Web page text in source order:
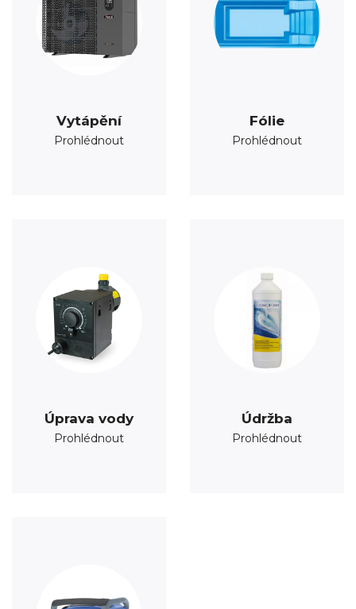
Vytápění
Prohlédnout
Fólie
Prohlédnout
Úprava vody
Prohlédnout
Údržba
Prohlédnout